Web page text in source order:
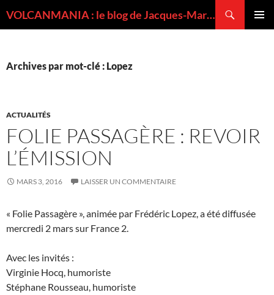
VOLCANMANIA : le blog de Jacques-Marie BARDINTZEFF, volcanologue
Archives par mot-clé : Lopez
ACTUALITÉS
FOLIE PASSAGÈRE : REVOIR
L’ÉMISSION
MARS 3, 2016 LAISSER UN COMMENTAIRE
« Folie Passagère », animée par Frédéric Lopez, a été diffusée
mercredi 2 mars sur France 2.
Avec les invités :
Virginie Hocq, humoriste
Stéphane Rousseau, humoriste